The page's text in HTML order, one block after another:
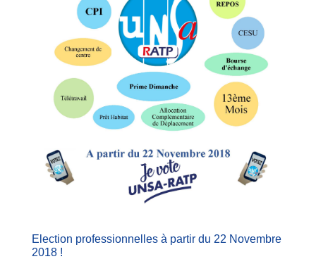
Election professionnelles à partir du 22 Novembre
2018 !